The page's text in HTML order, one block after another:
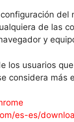
de las
y
usuarios
considera más
es-es/